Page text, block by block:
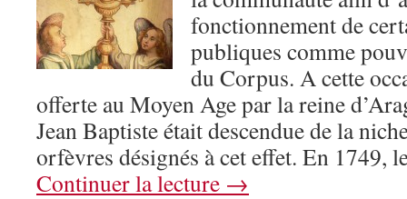
fonctionnement de
publiques comme
du Corpus. A cette
offerte au Moyen Age par la reine
Jean Baptiste était descendue de la
orfèvres désignés à cet effet. En 1749,
Continuer la lecture →